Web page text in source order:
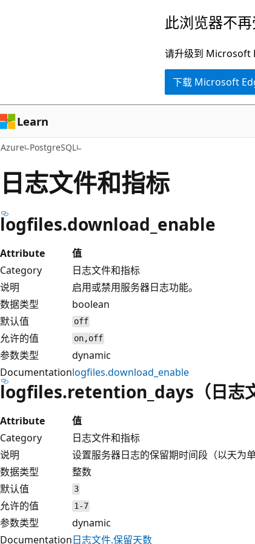
容
此浏览器不再
请升级到 Microsoft
下载 Microsoft
Learn
Azure PostgreSQL
日志文件和指标
logfiles.download_enable
Attribute
值
Category
日志文件和指标
说明
启用或禁用服务器日志功能。
数据类型
boolean
默认值
off
允许的值 on,off
参数类型
dynamic
Documentationlogfiles.download_enable
logfiles.retention_days（日志文
Attribute
值
Category
日志文件和指标
说明
设置服务器日志的保留期时间段（以天为
数据类型
整数
默认值
3
允许的值 1-7
参数类型
dynamic
Documentation日志文件.保留天数